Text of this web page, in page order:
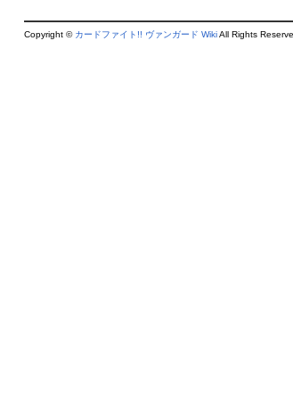
Copyright © カードファイト!! ヴァンガード WikiAll Rights